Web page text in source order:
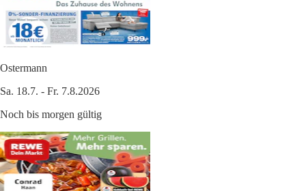
Ostermann
Sa. 18.7. - Fr. 7.8.2026
Noch bis morgen gültig